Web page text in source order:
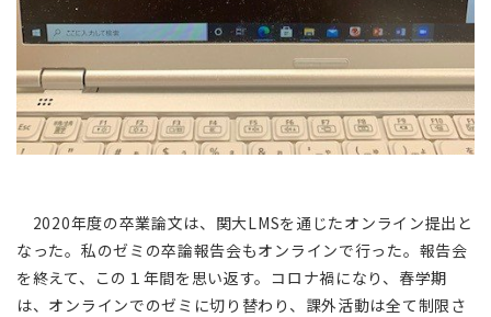
2020年度の卒業論文は、関大LMSを通じたオンライン提出と
なった。私のゼミの卒論報告会もオンラインで行った。報告会
を終えて、この１年間を思い返す。コロナ禍になり、春学期
は、オンラインでのゼミに切り替わり、課外活動は全て制限さ